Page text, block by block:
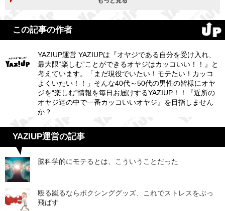
この記事の作者
YAZIUP運営 YAZIUPは『オヤジである自分を受け入れ、
最大限“楽しむ”ことができるオヤジはカッコいい！！』と
考えています。「まだ現役でいたい！モテたい！カッコ
よくいたい！！」そんな40代～50代の男性の皆様にオヤ
ジを“楽しむ”情報を毎日お届けするYAZIUP！！『近所の
オヤジ達の中で一番カッコいいオヤジ』を目指しません
か？
YAZIUP運営の記事
脳科学的にモテるとは、こういうことだった
殴る蹴るならボクシンググッズ、これでストレスをぶっ
飛ばす